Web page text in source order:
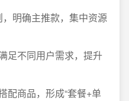
明确主推款，集中资源
足不同用户需求，提升
配商品，形成“套餐+单